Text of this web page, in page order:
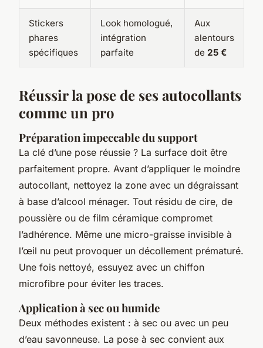
Stickers
phares
spécifiques
Look homologué,
intégration
parfaite
Aux
alentours
de 25 €
Réussir la pose de ses autocollants
comme un pro
Préparation impeccable du support
La clé d’une pose réussie ? La surface doit être
parfaitement propre. Avant d’appliquer le moindre
autocollant, nettoyez la zone avec un dégraissant
à base d’alcool ménager. Tout résidu de cire, de
poussière ou de film céramique compromet
l’adhérence. Même une micro-graisse invisible à
l’œil nu peut provoquer un décollement prématuré.
Une fois nettoyé, essuyez avec un chiffon
microfibre pour éviter les traces.
Application à sec ou humide
Deux méthodes existent : à sec ou avec un peu
d’eau savonneuse. La pose à sec convient aux